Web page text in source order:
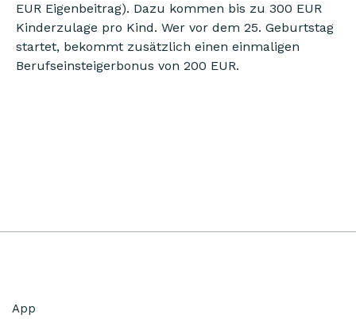
EUR Eigenbeitrag). Dazu kommen bis zu 300 EUR
Kinderzulage pro Kind. Wer vor dem 25. Geburtstag
startet, bekommt zusätzlich einen einmaligen
Berufseinsteigerbonus von 200 EUR.
App